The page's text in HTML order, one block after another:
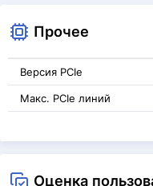
Прочее
Версия PCIe
Макс. PCIe линий
Оценка